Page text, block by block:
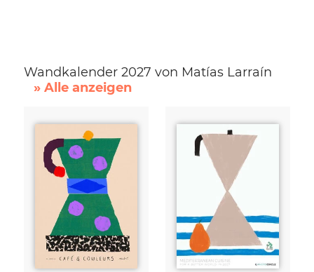
Wandkalender 2027 von Matías Larraín
» Alle anzeigen